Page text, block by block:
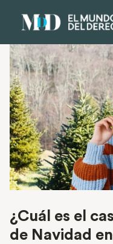
¿Cuál es el
de Navidad